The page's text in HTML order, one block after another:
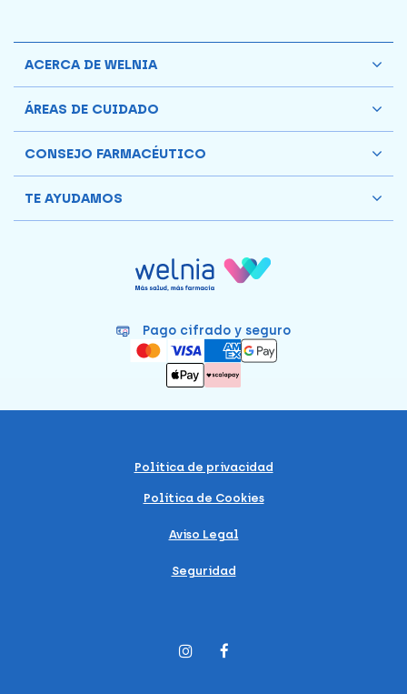
Pago cifrado y seguro
ACERCA DE WELNIA
ÁREAS DE CUIDADO
CONSEJO FARMACÉUTICO
TE AYUDAMOS
Política de privacidad
Política de Cookies
Aviso Legal
Seguridad